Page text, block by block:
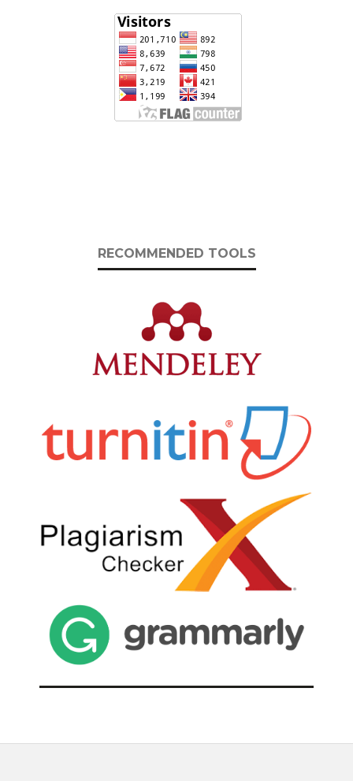
RECOMMENDED TOOLS